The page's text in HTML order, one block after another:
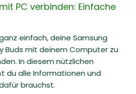
PC verbinden: Einfache
einfach, deine Samsung
Buds mit deinem Computer zu
In diesem nützlichen
du alle Informationen und
brauchst.